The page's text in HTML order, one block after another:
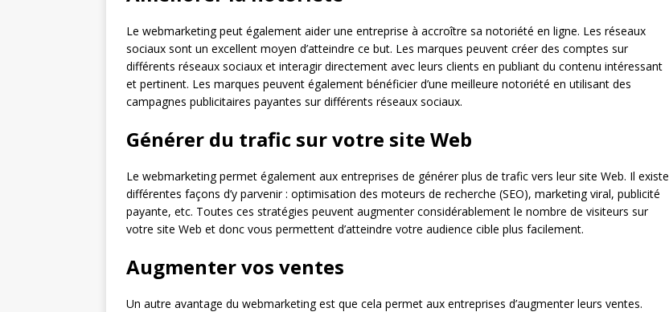
Le webmarketing peut également aider une entreprise à accroître sa notoriété en ligne. Les réseaux
sociaux sont un excellent moyen d’atteindre ce but. Les marques peuvent créer des comptes sur
différents réseaux sociaux et interagir directement avec leurs clients en publiant du contenu intéressant
et pertinent. Les marques peuvent également bénéficier d’une meilleure notoriété en utilisant des
campagnes publicitaires payantes sur différents réseaux sociaux.
Générer du trafic sur votre site Web
Le webmarketing permet également aux entreprises de générer plus de trafic vers leur site Web. Il existe
différentes façons d’y parvenir : optimisation des moteurs de recherche (SEO), marketing viral, publicité
payante, etc. Toutes ces stratégies peuvent augmenter considérablement le nombre de visiteurs sur
votre site Web et donc vous permettent d’atteindre votre audience cible plus facilement.
Augmenter vos ventes
Un autre avantage du webmarketing est que cela permet aux entreprises d’augmenter leurs ventes.